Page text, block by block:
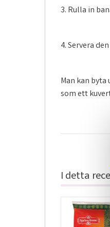
3. Rulla in
4. Servera
Man kan
som ett
I detta